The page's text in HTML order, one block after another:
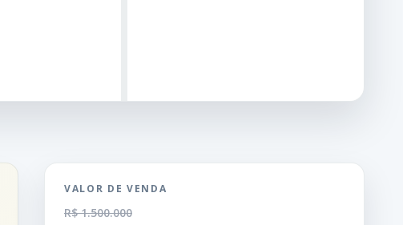
VALOR DE VENDA
R$ 1.500.000